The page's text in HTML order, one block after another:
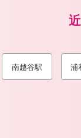
南越谷駅 浦